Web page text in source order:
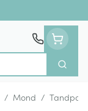
Zoek
/ Mond /